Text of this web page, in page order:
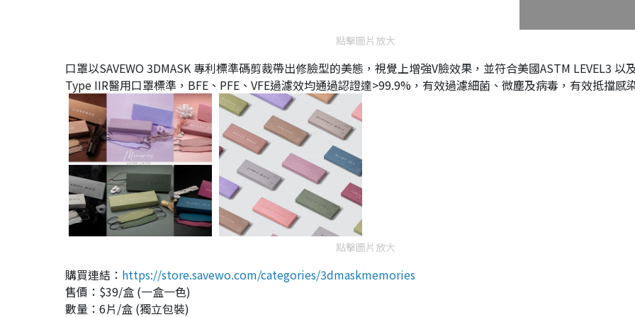
點擊圖片放大
口罩以SAVEWO 3DMASK 專利標準碼剪裁帶出修臉型的美態，視覺上增強V臉效果，並符合美國ASTM LEVEL3 以
Type IIR醫用口罩標準，BFE、PFE、VFE過濾效均通過認證達>99.9%，有效過濾細菌、微塵及病毒，有效抵擋感
點擊圖片放大
購買連結： https://store.savewo.com/categories/3dmaskmemories
售價：$39/盒 (一盒一色)
數量：6片/盒 (獨立包裝)